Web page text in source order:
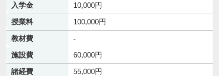
入学金
10,000円
授業料
100,000円
教材費
-
施設費
60,000円
諸経費
55,000円